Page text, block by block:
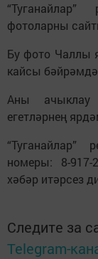
фотоларны
Бу фото Чаллы
кайсы бәйрәмдә
Аны
егетләрнең
“Туганайлар”
номеры: 8-917-
хәбәр итәрсез
Следите за
Telegram-